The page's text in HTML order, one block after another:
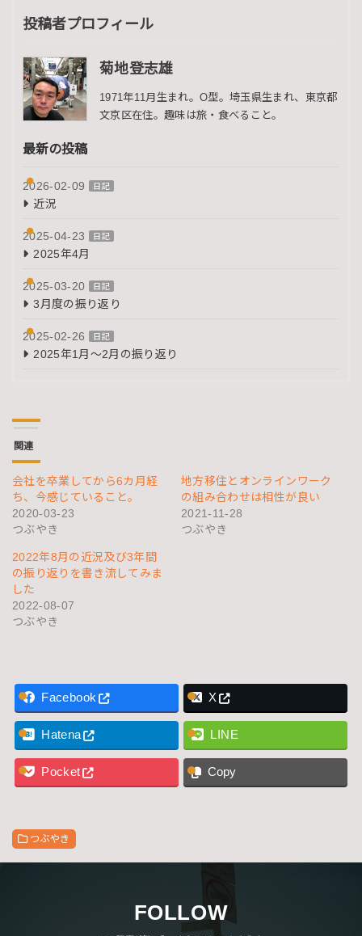
投稿者プロフィール
菊地登志雄
1971年11月生まれ。O型。埼玉県生まれ、東京都
文京区在住。趣味は旅・食べること。
最新の投稿
2026-02-09 日記
近況
2025-04-23 日記
2025年4月
2025-03-20 日記
3月度の振り返り
2025-02-26 日記
2025年1月～2月の振り返り
関連
会社を卒業してから6カ月経
ち、今感じていること。
2020-03-23
つぶやき
地方移住とオンラインワーク
の組み合わせは相性が良い
2021-11-28
つぶやき
2022年8月の近況及び3年間
の振り返りを書き流してみま
した
2022-08-07
つぶやき
Facebook X
Hatena LINE
Pocket Copy
つぶやき
FOLLOW